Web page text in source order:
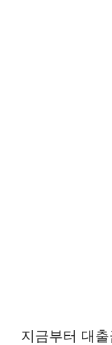
지금부터 대